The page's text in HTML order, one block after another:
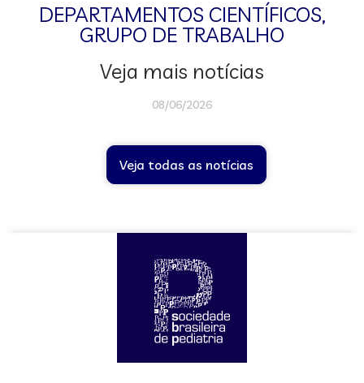
DEPARTAMENTOS CIENTÍFICOS,
GRUPO DE TRABALHO
Veja mais notícias
08/06/2026
Veja todas as notícias